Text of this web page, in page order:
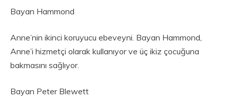
Bayan Hammond
Anne’nin ikinci koruyucu ebeveyni. Bayan Hammond,
Anne’i hizmetçi olarak kullanıyor ve üç ikiz çocuğuna
bakmasını sağlıyor.
Bayan Peter Blewett